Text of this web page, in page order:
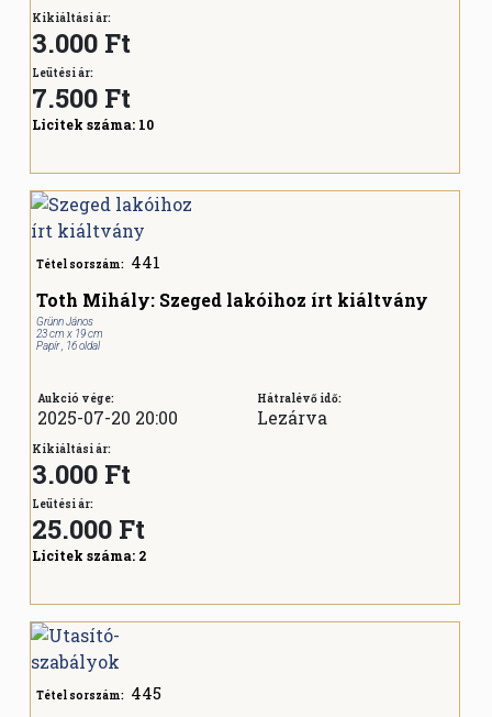
Kikiáltási ár:
3.000 Ft
Leütési ár:
7.500 Ft
Licitek száma: 10
Tétel sorszám: 441
Toth Mihály: Szeged lakóihoz írt kiáltvány
Grünn János
23 cm x 19 cm
Papír , 16 oldal
Aukció vége:
2025-07-20 20:00
Hátralévő idő:
Lezárva
Kikiáltási ár:
3.000 Ft
Leütési ár:
25.000 Ft
Licitek száma: 2
Tétel sorszám: 445